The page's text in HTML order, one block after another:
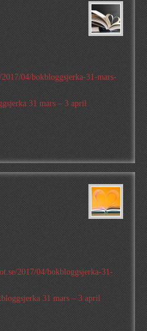
04/bokbloggsjerka-31-mars-
31 mars – 3 april
2017/04/bokbloggsjerka-31-
31 mars – 3 april